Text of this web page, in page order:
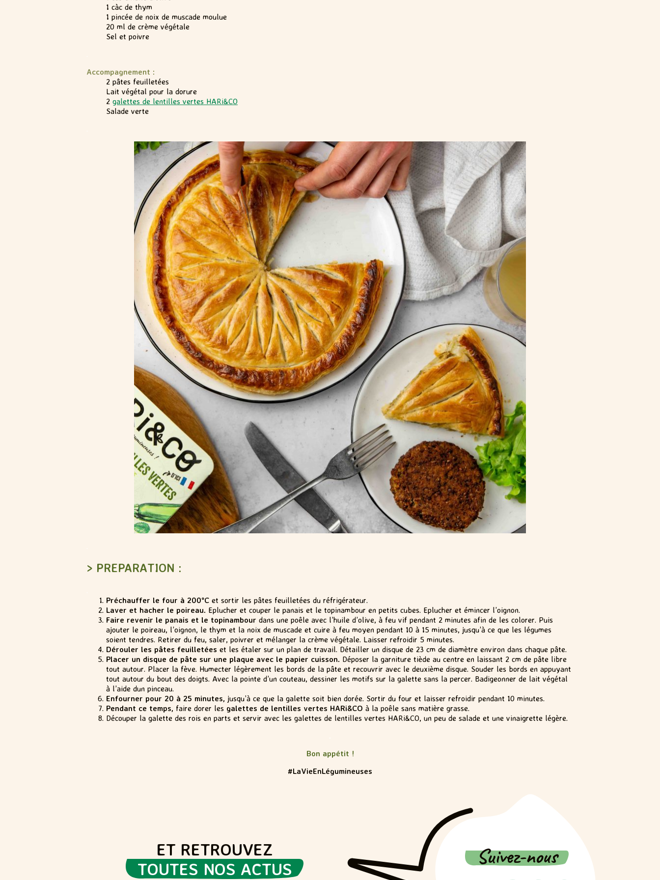
1 càc de thym
1 pincée de noix de muscade moulue
20 ml de crème végétale
Sel et poivre
Accompagnement :
2 pâtes feuilletées
Lait végétal pour la dorure
2 galettes de lentilles vertes HARi&CO
Salade verte
> PREPARATION :
Préchauffer le four à 200°C et sortir les pâtes feuilletées du réfrigérateur.
Laver et hacher le poireau. Eplucher et couper le panais et le topinambour en petits cubes. Eplucher et émincer l’oignon.
Faire revenir le panais et le topinambour dans une poêle avec l’huile d’olive, à feu vif pendant 2 minutes afin de les colorer. Puis
ajouter le poireau, l’oignon, le thym et la noix de muscade et cuire à feu moyen pendant 10 à 15 minutes, jusqu’à ce que les légumes
soient tendres. Retirer du feu, saler, poivrer et mélanger la crème végétale. Laisser refroidir 5 minutes.
Dérouler les pâtes feuilletées et les étaler sur un plan de travail. Détailler un disque de 23 cm de diamètre environ dans chaque pâte.
Placer un disque de pâte sur une plaque avec le papier cuisson. Déposer la garniture tiède au centre en laissant 2 cm de pâte libre
tout autour. Placer la fève. Humecter légèrement les bords de la pâte et recouvrir avec le deuxième disque. Souder les bords en appuyant
tout autour du bout des doigts. Avec la pointe d’un couteau, dessiner les motifs sur la galette sans la percer. Badigeonner de lait végétal
à l’aide dun pinceau.
Enfourner pour 20 à 25 minutes, jusqu’à ce que la galette soit bien dorée. Sortir du four et laisser refroidir pendant 10 minutes.
Pendant ce temps, faire dorer les galettes de lentilles vertes HARi&CO à la poêle sans matière grasse.
Découper la galette des rois en parts et servir avec les galettes de lentilles vertes HARi&CO, un peu de salade et une vinaigrette légère.
Bon appétit !
#LaVieEnLégumineuses
ET RETROUVEZ
TOUTES NOS ACTUS
Suivez-nous